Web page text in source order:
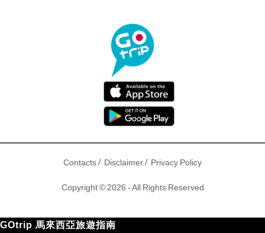
Contacts/ Disclaimer/ Privacy Policy
Copyright © 2026 - All Rights Reserved
GOtrip 馬來西亞旅遊指南